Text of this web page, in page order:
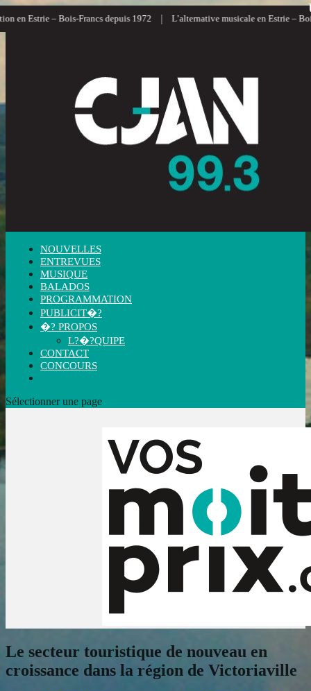
Estrie – Bois-Francs depuis 1972 | L’alternative musicale en Estrie – Bois-
NOUVELLES
ENTREVUES
MUSIQUE
BALADOS
PROGRAMMATION
PUBLICIT�?
�? PROPOS
L?�?QUIPE
CONTACT
CONCOURS
Sélectionner une page
Le secteur touristique de nouveau en
croissance dans la région de Victoriaville